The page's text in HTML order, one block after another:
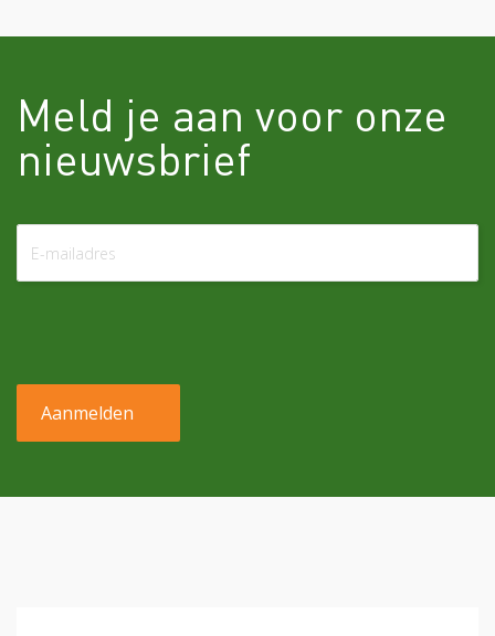
Meld je aan voor onze
nieuwsbrief